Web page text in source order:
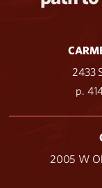
2433
p.
2005 W